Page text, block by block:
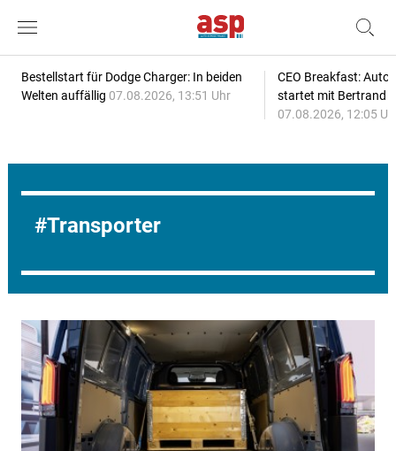
Bestellstart für Dodge Charger: In beiden
Welten auffällig 07.08.2026, 13:51 Uhr
CEO Breakfast:
startet mit Bertrand
07.08.2026, 12:05
Transporter